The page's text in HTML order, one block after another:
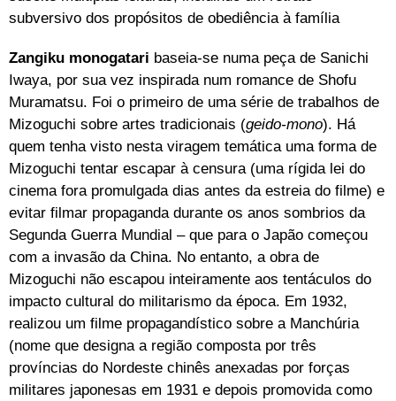
subversivo dos propósitos de obediência à família
Zangiku monogatari baseia-se numa peça de Sanichi
Iwaya, por sua vez inspirada num romance de Shofu
Muramatsu. Foi o primeiro de uma série de trabalhos de
Mizoguchi sobre artes tradicionais (geido-mono). Há
quem tenha visto nesta viragem temática uma forma de
Mizoguchi tentar escapar à censura (uma rígida lei do
cinema fora promulgada dias antes da estreia do filme) e
evitar filmar propaganda durante os anos sombrios da
Segunda Guerra Mundial – que para o Japão começou
com a invasão da China. No entanto, a obra de
Mizoguchi não escapou inteiramente aos tentáculos do
impacto cultural do militarismo da época. Em 1932,
realizou um filme propagandístico sobre a Manchúria
(nome que designa a região composta por três
províncias do Nordeste chinês anexadas por forças
militares japonesas em 1931 e depois promovida como